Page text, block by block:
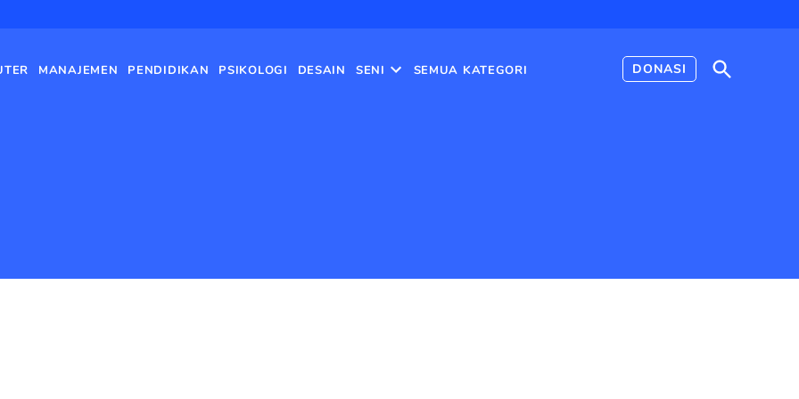
MANAJEMEN PENDIDIKAN PSIKOLOGI DESAIN SENI SEMUA KATEGORI DONASI
Open
Search